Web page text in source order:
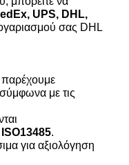
UPS, DHL,
σας DHL
με τις
.
για αξιολόγηση